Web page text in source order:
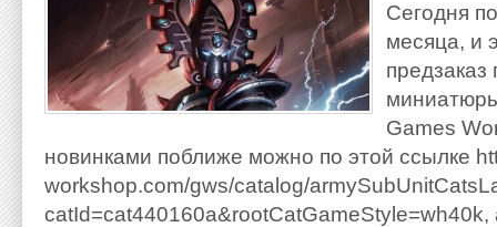
Сегодня
месяца, и
Games
новинками поближе можно по этой ссылке
workshop.com/gws/catalog/